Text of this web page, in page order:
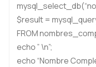
$result =
FROM
echo ” \n”;
echo “Nombre